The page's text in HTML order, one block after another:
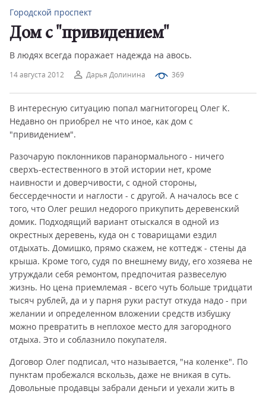
14 августа 2012 Дарья Долинина 369
Городской проспект
Дом с "привидением"
В людях всегда поражает надежда на авось.
В интересную ситуацию попал магнитогорец Олег К.
Недавно он приобрел не что иное, как дом с
"привидением".
Разочарую поклонников паранормального - ничего
сверхъ-естественного в этой истории нет, кроме
наивности и доверчивости, с одной стороны,
бессердечности и наглости - с другой. А началось все с
того, что Олег решил недорого прикупить деревенский
домик. Подходящий вариант отыскался в одной из
окрестных деревень, куда он с товарищами ездил
отдыхать. Домишко, прямо скажем, не коттедж - стены да
крыша. Кроме того, судя по внешнему виду, его хозяева не
утруждали себя ремонтом, предпочитая развеселую
жизнь. Но цена приемлемая - всего чуть больше тридцати
тысяч рублей, да и у парня руки растут откуда надо - при
желании и определенном вложении средств избушку
можно превратить в неплохое место для загородного
отдыха. Это и соблазнило покупателя.
Договор Олег подписал, что называется, "на коленке". По
пунктам пробежался вскользь, даже не вникая в суть.
Довольные продавцы забрали деньги и уехали жить в